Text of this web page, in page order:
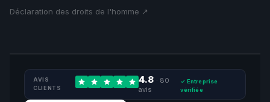
Déclaration des droits de l'homme ↗
AVIS
CLIENTS
4.8 · 80
avis
✓ Entreprise
vérifiée